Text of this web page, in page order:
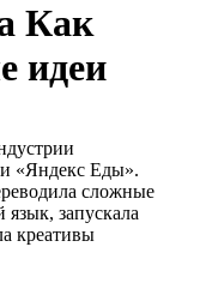
Как
идеи
«Яндекс Еды».
сложные
язык, запускала
креативы